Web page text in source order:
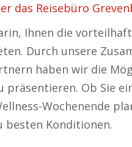
das Reisebüro
Ihnen die
Durch unsere
haben wir die
präsentieren. Ob Sie
Wochenende
besten Konditionen.